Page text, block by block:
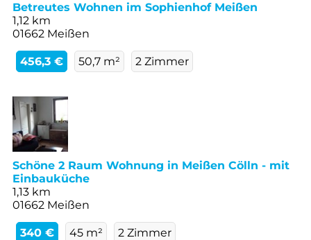
Betreutes Wohnen im Sophienhof Meißen
1,12 km
01662 Meißen
456,3 € 50,7 m² 2 Zimmer
Schöne 2 Raum Wohnung in Meißen Cölln - mit
Einbauküche
1,13 km
01662 Meißen
340 € 45 m² 2 Zimmer